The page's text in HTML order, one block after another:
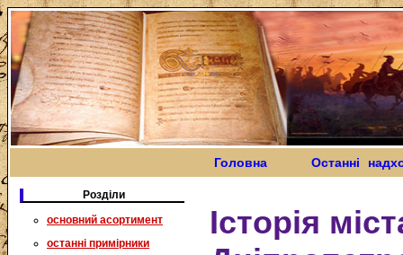
Головна Останні
Розділи
основний асортимент
останні примірники
Історія